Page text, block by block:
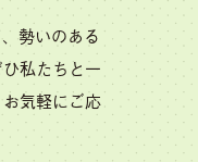
勢いのある
私たちと一
気軽にご応